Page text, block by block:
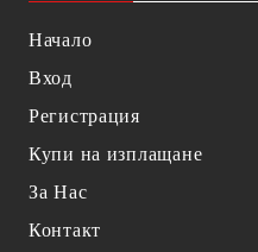
Начало
Вход
Регистрация
Купи на изплащане
За Нас
Контакт